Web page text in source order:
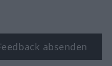
absenden